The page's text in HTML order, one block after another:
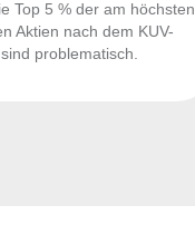
Top 5 % der am höchsten
Aktien nach dem KUV-
problematisch.